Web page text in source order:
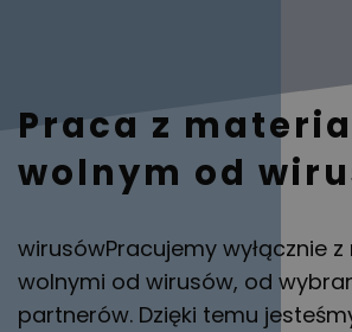
Praca z
wolnym od
wirusówPracujemy wyłącznie
wolnymi od wirusów, od
partnerów. Dzięki temu